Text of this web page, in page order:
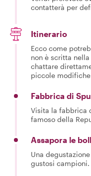
contatterà per
Itinerario
Ecco come
non è scritta
chattare
piccole
Fabbrica di
Visita la fabbrica
famoso della
Assapora le
Una
gustosi campioni.